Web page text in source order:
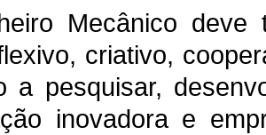
Mecânico
criativo,
a pesquisar,
inovadora e